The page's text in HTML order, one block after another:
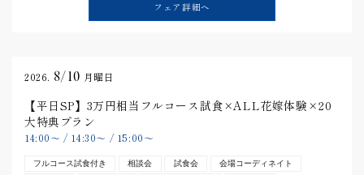
フェア詳細へ
2026. 8/10 月曜日
【平日SP】3万円相当フルコース試食×ALL花嫁体験×20
大特典プラン
14:00〜 / 14:30〜 / 15:00〜
フルコース試食付き 相談会 試食会
会場コーディネイト